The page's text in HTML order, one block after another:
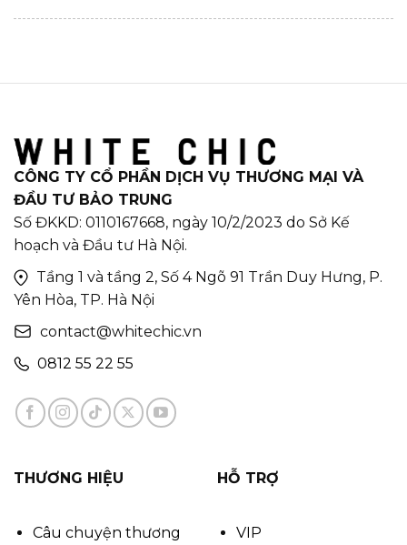
CÔNG TY CỔ PHẦN DỊCH VỤ THƯƠNG MẠI VÀ
ĐẦU TƯ BẢO TRUNG
Số ĐKKD: 0110167668, ngày 10/2/2023 do Sở Kế
hoạch và Đầu tư Hà Nội.
Tầng 1 và tầng 2, Số 4 Ngõ 91 Trần Duy Hưng, P.
Yên Hòa, TP. Hà Nội
contact@whitechic.vn
0812 55 22 55
THƯƠNG HIỆU
Câu chuyện thương
HỖ TRỢ
VIP